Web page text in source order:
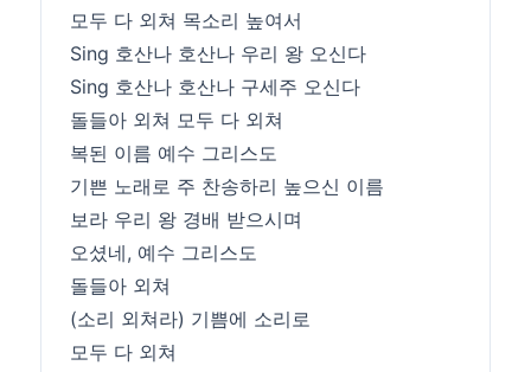
모두 다 외쳐 목소리 높여서
Sing 호산나 호산나 우리 왕 오신다
Sing 호산나 호산나 구세주 오신다
돌들아 외쳐 모두 다 외쳐
복된 이름 예수 그리스도
기쁜 노래로 주 찬송하리 높으신 이름
보라 우리 왕 경배 받으시며
​오셨네, 예수 그리스도
돌들아 외쳐
(소리 외쳐라) 기쁨에 소리로
모두 다 외쳐